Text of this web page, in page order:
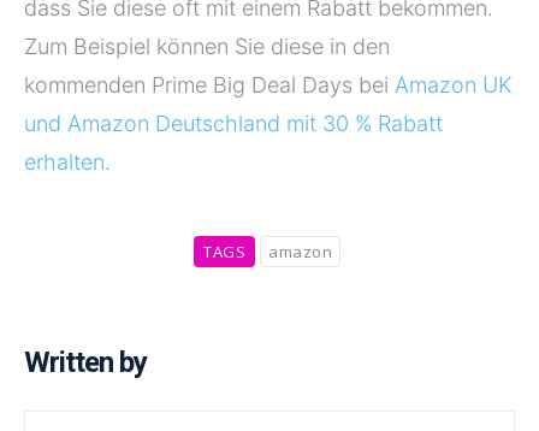
dass Sie diese oft mit einem Rabatt bekommen.
Zum Beispiel können Sie diese in den
kommenden Prime Big Deal Days bei Amazon UK
und Amazon Deutschland mit 30 % Rabatt
erhalten.
TAGS amazon
Written by